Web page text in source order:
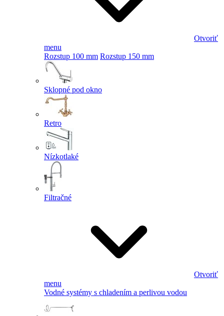
Otvoriť
menu
Rozstup 100 mm Rozstup 150 mm
Sklopné pod okno
Retro
Nízkotlaké
Filtračné
Otvoriť
menu
Vodné systémy s chladením a perlivou vodou